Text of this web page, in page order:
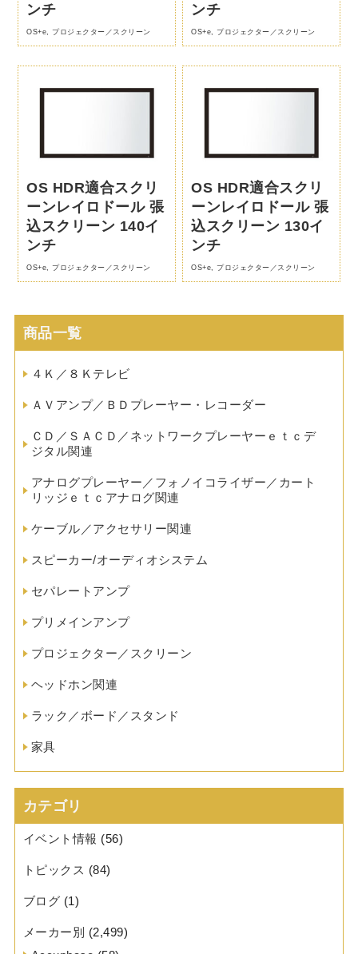
ンチ
OS+e ,プロジェクター／スクリーン
ンチ
OS+e ,プロジェクター／スクリーン
OS HDR適合スクリ
ーンレイロドール 張
込スクリーン 140イ
ンチ
OS+e,プロジェクター／スクリーン
OS HDR適合スクリ
ーンレイロドール 張
込スクリーン 130イ
ンチ
OS+e,プロジェクター／スクリーン
商品一覧
４Ｋ／８Ｋテレビ
ＡＶアンプ／ＢＤプレーヤー・レコーダー
ＣＤ／ＳＡＣＤ／ネットワークプレーヤーｅｔｃデ
ジタル関連
アナログプレーヤー／フォノイコライザー／カート
リッジｅｔｃアナログ関連
ケーブル／アクセサリー関連
スピーカー/オーディオシステム
セパレートアンプ
プリメインアンプ
プロジェクター／スクリーン
ヘッドホン関連
ラック／ボード／スタンド
家具
カテゴリ
イベント情報 (56)
トピックス (84)
ブログ (1)
メーカー別 (2,499)